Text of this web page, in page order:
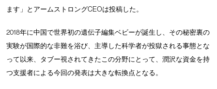
ます」とアームストロングCEOは投稿した。
2018年に中国で世界初の遺伝子編集ベビーが誕生し、その秘密裏の
実験が国際的な非難を浴び、主導した科学者が投獄される事態とな
って以来、タブー視されてきたこの分野にとって、潤沢な資金を持
つ支援者による今回の発表は大きな転換点となる。